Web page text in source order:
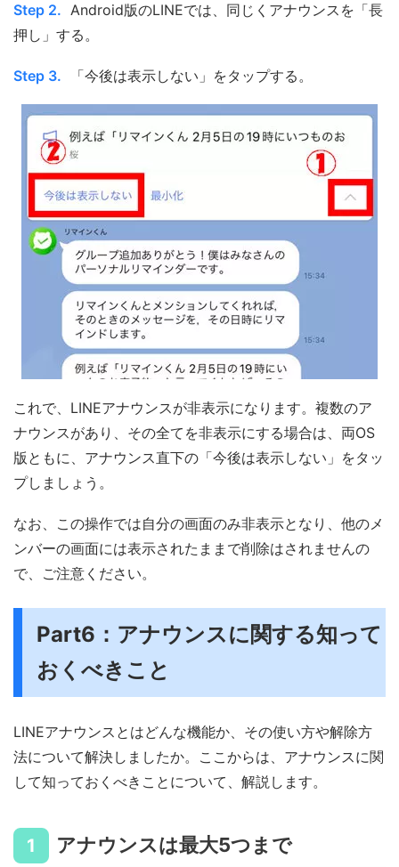
Step 2. Android版のLINEでは、同じくアナウンスを「長
押し」する。
Step 3. 「今後は表示しない」をタップする。
これで、LINEアナウンスが非表示になります。複数のア
ナウンスがあり、その全てを非表示にする場合は、両OS
版ともに、アナウンス直下の「今後は表示しない」をタッ
プしましょう。
なお、この操作では自分の画面のみ非表示となり、他のメ
ンバーの画面には表示されたままで削除はされませんの
で、ご注意ください。
Part6：アナウンスに関する知って
おくべきこと
LINEアナウンスとはどんな機能か、その使い方や解除方
法について解決しましたか。ここからは、アナウンスに関
して知っておくべきことについて、解説します。
1 アナウンスは最大5つまで